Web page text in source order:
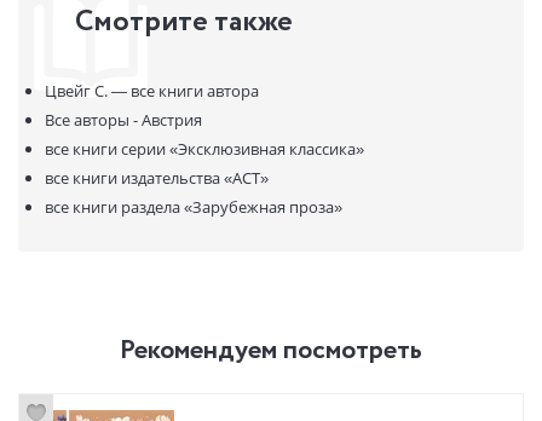
Смотрите также
Цвейг С. — все книги автора
Все авторы - Австрия
все книги серии«Эксклюзивная классика»
все книги издательства«АСТ»
все книги раздела«Зарубежная проза»
Рекомендуем посмотреть